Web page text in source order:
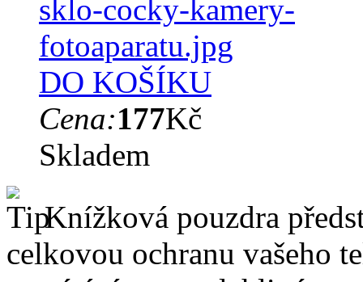
DO KOŠÍKU
Cena:177Kč
Skladem
Knížková pouzdra
celkovou ochranu vašeho